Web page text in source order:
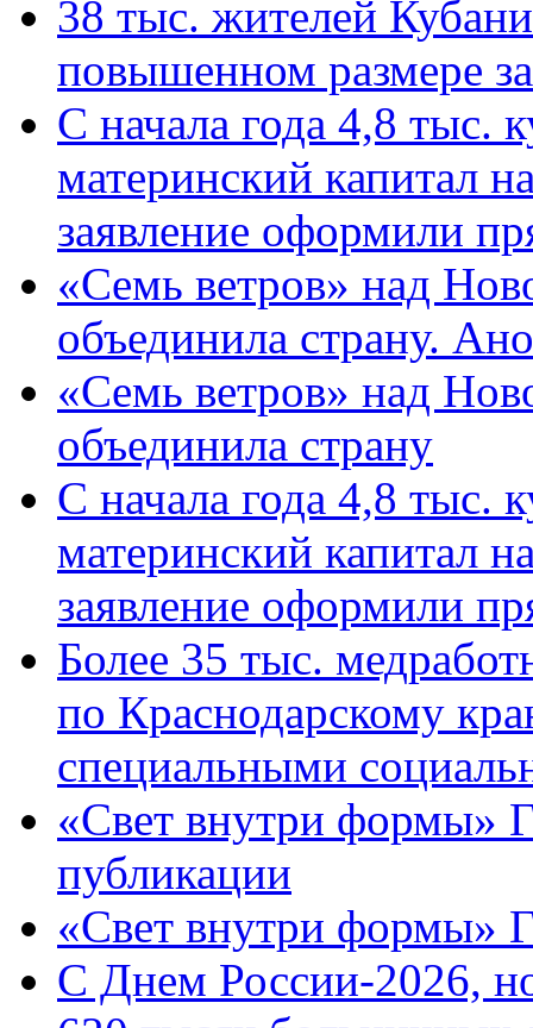
38 тыс. жителей
повышенном размере
С начала года 4,8 тыс.
материнский капитал
заявление оформили
«Семь ветров» над
объединила страну.
«Семь ветров» над
объединила страну
С начала года 4,8 тыс.
материнский капитал
заявление оформили
Более 35 тыс.
по Краснодарскому
специальными
«Свет внутри формы»
публикации
«Свет внутри формы»
C Днем России-2026,